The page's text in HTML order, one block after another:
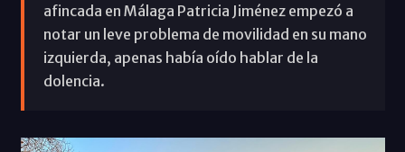
afincada en Málaga Patricia Jiménez empezó a
notar un leve problema de movilidad en su mano
izquierda, apenas había oído hablar de la
dolencia.